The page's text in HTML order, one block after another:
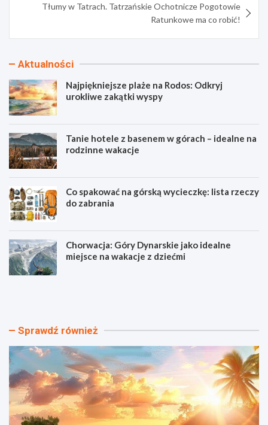
Tłumy w Tatrach. Tatrzańskie Ochotnicze Pogotowie
Ratunkowe ma co robić!
Aktualności
Najpiękniejsze plaże na Rodos: Odkryj
urokliwe zakątki wyspy
Tanie hotele z basenem w górach – idealne na
rodzinne wakacje
Co spakować na górską wycieczkę: lista rzeczy
do zabrania
Chorwacja: Góry Dynarskie jako idealne
miejsce na wakacje z dziećmi
N
ę
n
i
e
j
s
e
T
h
t
e
l
e
z
b
a
Sprawdź również